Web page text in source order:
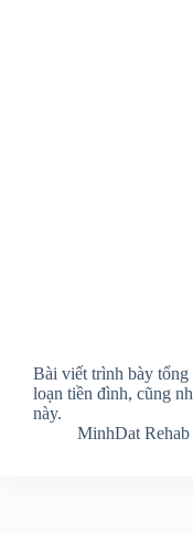
Bài viết trình bày tổng
loạn tiền đình, cũng
này.
MinhDat Rehab